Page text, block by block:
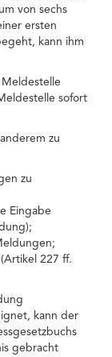
von sechs
ersten
kann ihm
sofort
zu
zu
Eingabe
227 ff.
kann der
gebracht